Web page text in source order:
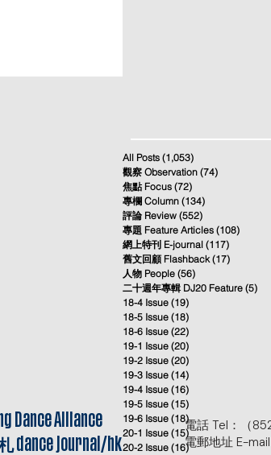
All Posts (1,053)
觀察 Observation (74)
焦點 Focus (72)
專欄 Column (134)
評論 Review (552)
專題 Feature Articles (108)
網上特刊 E-journal (117)
舊文回顧 Flashback (17)
人物 People (56)
二十週年專輯 DJ20 Feature (5)
18-4 Issue (19)
18-5 Issue (18)
18-6 Issue (22)
19-1 Issue (20)
19-2 Issue (20)
19-3 Issue (14)
19-4 Issue (16)
19-5 Issue (15)
19-6 Issue (18)18 posts
20-1 Issue (15)15 posts
20-2 Issue (16)16 posts
Dance Alliance
dance journal/hk
電話 Tel：（
電郵地址 E-